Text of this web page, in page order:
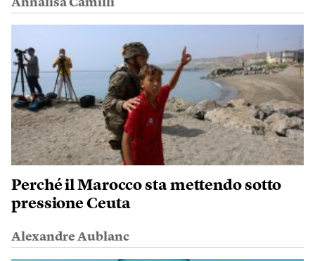
Annalisa Camilli
Perché il Marocco sta mettendo sotto
pressione Ceuta
Alexandre Aublanc